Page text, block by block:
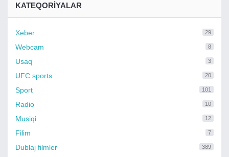
KATEQORIYALAR
Xeber 29
Webcam 8
Usaq 3
UFC sports 20
Sport 101
Radio 10
Musiqi 12
Filim 7
Dublaj filmler 389